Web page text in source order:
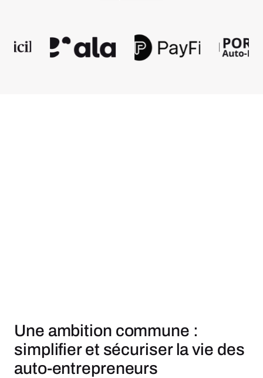
Une ambition commune :
simplifier et sécuriser la vie des
auto-entrepreneurs